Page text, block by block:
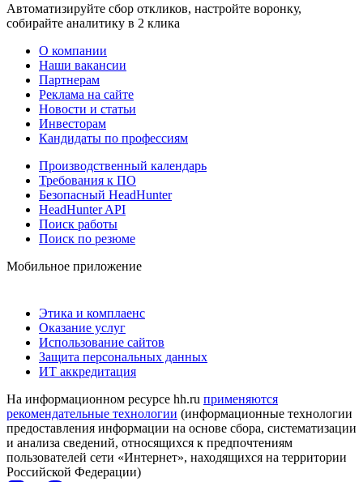
Автоматизируйте сбор откликов, настройте воронку,
собирайте аналитику в 2 клика
О компании
Наши вакансии
Партнерам
Реклама на сайте
Новости и статьи
Инвесторам
Кандидаты по профессиям
Производственный календарь
Требования к ПО
Безопасный HeadHunter
HeadHunter API
Поиск работы
Поиск по резюме
Мобильное приложение
Этика и комплаенс
Оказание услуг
Использование сайтов
Защита персональных данных
ИТ аккредитация
На информационном ресурсе hh.ru применяются
рекомендательные технологии (информационные технологии
предоставления информации на основе сбора, систематизации
и анализа сведений, относящихся к предпочтениям
пользователей сети «Интернет», находящихся на территории
Российской Федерации)